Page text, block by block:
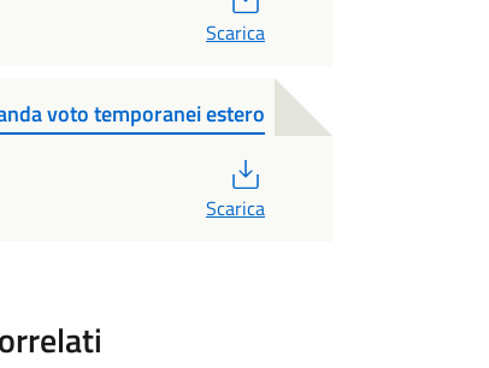
Scarica
voto temporanei estero
Scarica